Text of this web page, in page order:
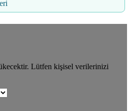
Lütfen kişisel verilerinizi